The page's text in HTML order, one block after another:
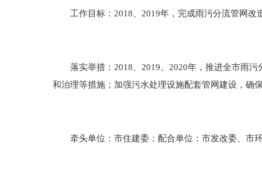
工作目标：2018、2019年，完成雨污分流管网改
落实举措：2018、2019、2020年，推进全市雨污
和治理等措施；加强污水处理设施配套管网建设，确
牵头单位：市住建委；配合单位：市发改委、市环